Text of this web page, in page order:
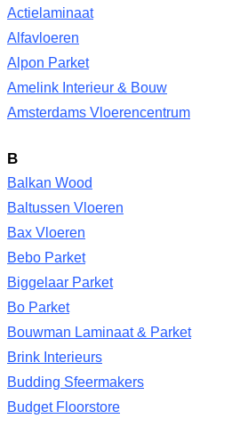
Actielaminaat
Alfavloeren
Alpon Parket
Amelink Interieur & Bouw
Amsterdams Vloerencentrum
B
Balkan Wood
Baltussen Vloeren
Bax Vloeren
Bebo Parket
Biggelaar Parket
Bo Parket
Bouwman Laminaat & Parket
Brink Interieurs
Budding Sfeermakers
Budget Floorstore